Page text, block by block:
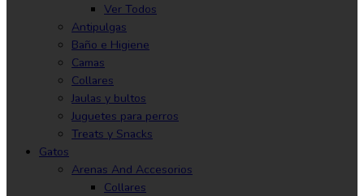
Ver Todos
Antipulgas
Baño e Higiene
Camas
Collares
Jaulas y bultos
Juguetes para perros
Treats y Snacks
Gatos
Arenas And Accesorios
Collares